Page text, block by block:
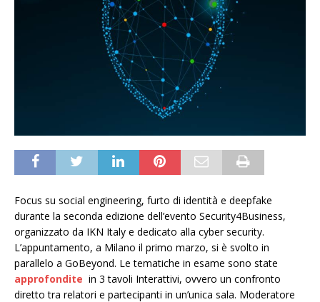
Focus su social engineering, furto di identità e deepfake
durante la seconda edizione dell’evento Security4Business,
organizzato da IKN Italy e dedicato alla cyber security.
L’appuntamento, a Milano il primo marzo, si è svolto in
parallelo a GoBeyond. Le tematiche in esame sono state
approfondite in 3 tavoli Interattivi, ovvero un confronto
diretto tra relatori e partecipanti in un’unica sala. Moderatore